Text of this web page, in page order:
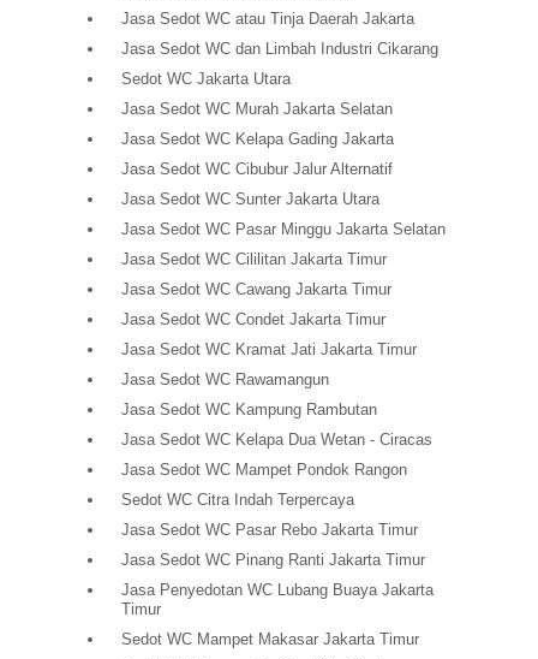
Jasa Sedot WC atau Tinja Daerah Jakarta
Jasa Sedot WC dan Limbah Industri Cikarang
Sedot WC Jakarta Utara
Jasa Sedot WC Murah Jakarta Selatan
Jasa Sedot WC Kelapa Gading Jakarta
Jasa Sedot WC Cibubur Jalur Alternatif
Jasa Sedot WC Sunter Jakarta Utara
Jasa Sedot WC Pasar Minggu Jakarta Selatan
Jasa Sedot WC Cililitan Jakarta Timur
Jasa Sedot WC Cawang Jakarta Timur
Jasa Sedot WC Condet Jakarta Timur
Jasa Sedot WC Kramat Jati Jakarta Timur
Jasa Sedot WC Rawamangun
Jasa Sedot WC Kampung Rambutan
Jasa Sedot WC Kelapa Dua Wetan - Ciracas
Jasa Sedot WC Mampet Pondok Rangon
Sedot WC Citra Indah Terpercaya
Jasa Sedot WC Pasar Rebo Jakarta Timur
Jasa Sedot WC Pinang Ranti Jakarta Timur
Jasa Penyedotan WC Lubang Buaya Jakarta
Timur
Sedot WC Mampet Makasar Jakarta Timur